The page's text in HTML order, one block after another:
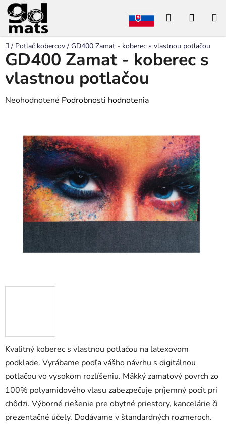
Prejsť
na
obsah
Hľadať
Domov
/ Potlač kobercov / GD400 Zamat - koberec s vlastnou potlačou
Kvalitný koberec s vlastnou potlačou na latexovom
podklade. Vyrábame podľa vášho návrhu s digitálnou
potlačou vo vysokom rozlíšeniu. Mäkký zamatový povrch zo
100% polyamidového vlasu zabezpečuje príjemný pocit pri
chôdzi. Výborné riešenie pre obytné priestory, kancelárie či
prezentačné účely. Dodávame v štandardných rozmeroch.
GD400 Zamat - koberec s
vlastnou potlačou
Priemerné
hviezdičiek.
Neohodnotené Podrobnosti hodnotenia